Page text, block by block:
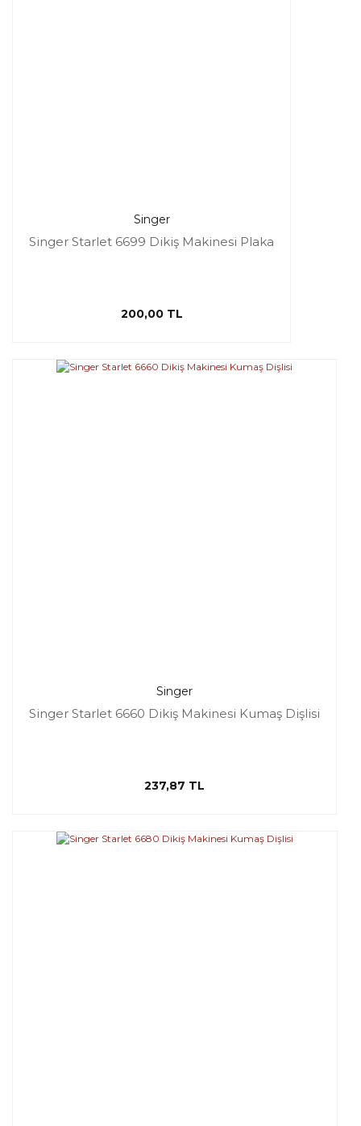
Singer
Singer Starlet 6699 Dikiş Makinesi Plaka
200,00 TL
Singer
Singer Starlet 6660 Dikiş Makinesi Kumaş Dişlisi
237,87 TL